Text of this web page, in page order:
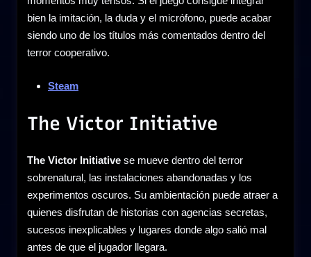
bien la imitación, la duda y el micrófono, puede acabar
siendo uno de los títulos más comentados dentro del
terror cooperativo.
Steam
The Victor Initiative
The Victor Initiative se mueve dentro del terror
sobrenatural, las instalaciones abandonadas y los
experimentos oscuros. Su ambientación puede atraer a
quienes disfrutan de historias con agencias secretas,
sucesos inexplicables y lugares donde algo salió mal
antes de que el jugador llegara.